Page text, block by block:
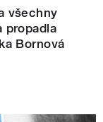
všechny
propadla
Bornová